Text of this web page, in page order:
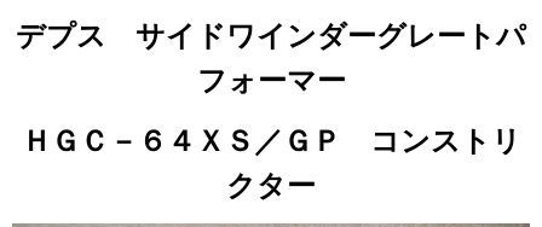
デプス サイドワインダーグレートパ
フォーマー
ＨＧＣ－６４ＸＳ／ＧＰ コンストリ
クター